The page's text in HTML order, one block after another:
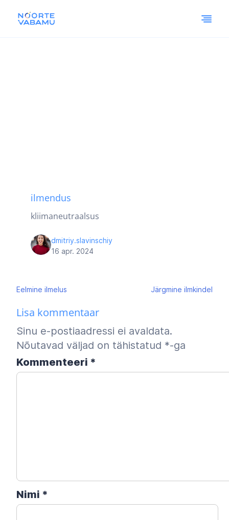
ilmendus
kliimaneutraalsus
dmitriy.slavinschiy
16 apr. 2024
Navigeerimine
Eelmine ilmelus Järgmine ilmkindel
Lisa kommentaar
Sinu e-postiaadressi ei avaldata.
Nõutavad väljad on tähistatud *-ga
Kommenteeri *
Nimi *